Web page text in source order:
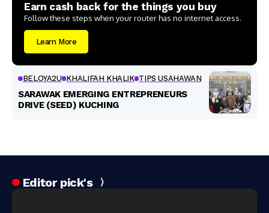
Earn cash back for the things you buy
Follow these steps when your router has no internet access.
Learn More
BELOYA2U KHALIFAH KHALIK TIPS USAHAWAN
SARAWAK EMERGING ENTREPRENEURS
DRIVE (SEED) KUCHING
Editor pick's